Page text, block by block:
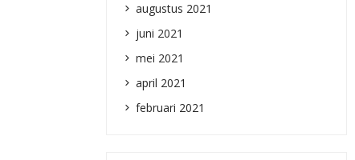
augustus 2021
juni 2021
mei 2021
april 2021
februari 2021